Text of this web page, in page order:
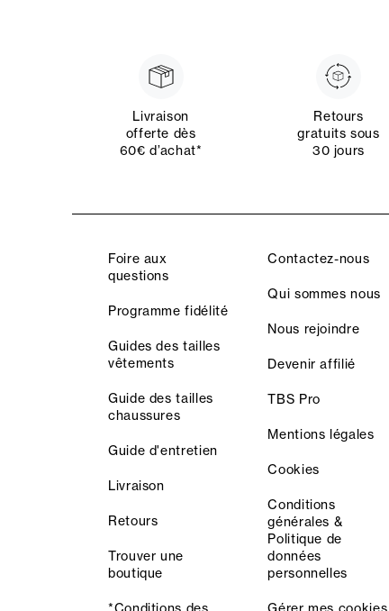
Livraison
offerte dès
60€ d’achat*
Retours
gratuits sous
30 jours
Foire aux
questions
Programme fidélité
Guides des tailles
vêtements
Guide des tailles
chaussures
Guide d'entretien
Livraison
Retours
Trouver une
boutique
Contactez-nous
Qui sommes nous
Nous rejoindre
Devenir affilié
TBS Pro
Mentions légales
Cookies
Conditions
générales &
Politique de
données
personnelles